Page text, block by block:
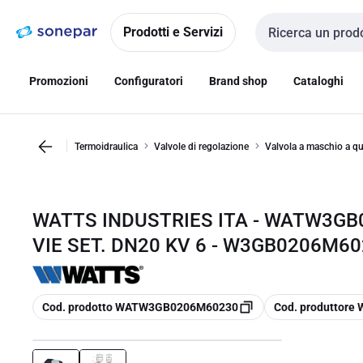
navigazionealla
Prodotti e Servizi
Cerca input
Promozioni Configuratori Brand shop Cataloghi
Termoidraulica Valvole di regolazione Valvola a maschio a
WATTS INDUSTRIES ITA -
VIE SET. DN20 KV 6 -
copia
Cod. prodotto WATW3GB0206M60230 copia
Cod. produttore